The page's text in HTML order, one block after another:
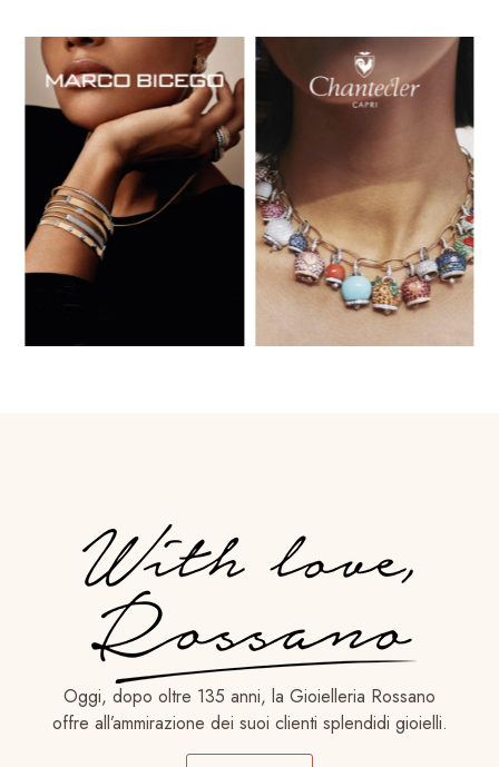
Oggi, dopo oltre 135 anni, la Gioielleria Rossano
offre all’ammirazione dei suoi clienti splendidi gioielli.